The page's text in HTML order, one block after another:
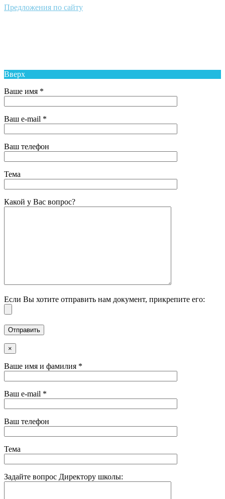
Предложения по сайту
Вверх
Ваше имя *
Ваш e-mail *
Ваш телефон
Тема
Какой у Вас вопрос?
Если Вы хотите отправить нам документ, прикрепите его:
×
Ваше имя и фамилия *
Ваш e-mail *
Ваш телефон
Тема
Задайте вопрос Директору школы: